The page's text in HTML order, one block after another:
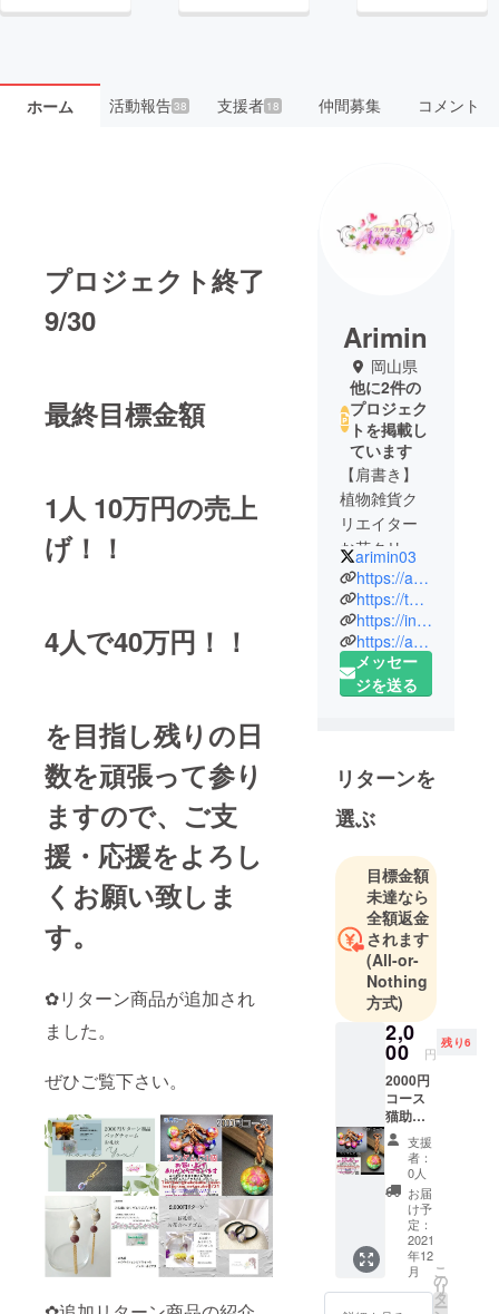
ホーム 活動報告38 支援者 18 仲間募集 コメント
プロジェクト終了
9/30
最終目標金額
1人 10万円の売上
げ！！
4人で40万円！！
を目指し残りの日
数を頑張って参り
ますので、ご支
援・応援をよろし
くお願い致しま
す。
✿リターン商品が追加され
ました。
ぜひご覧下さい。
Arimin
岡山県
他に2件の
プロジェク
トを掲載し
ています
【肩書き】
植物雑貨ク
リエイター
お花クリエ
イター
ハンドメイ
ド作家
LIVE812 ハ
ンドメイド
ライバー
花雑貨を販
売
フラワー雑
金属アレル
ギー対応専
門アクセサ
リーショッ
arimin's
accessory
プリザーブ
ドフラワー
でアレンジ
メント、
ハーバリウ
ム、スワッ
貨、レジン
リーetcを作
arimin03
https://ariminflower.handcrafted.jp/
https://twitter.com/arimin03?s=09
https://instagram.com/arimin_zakka?igshid=1w2p61sgsz0m1
https://ariminbrand.base.shop/
メッセー
ジを送る
リターンを
選ぶ
目標金額
未達なら
全額返金
されます
(All-or-
Nothing
方式)
2,0
00 円
残り6
2000円
コース
猫助工
房ねこ
すけ リ
ターン
商品
☆happ
catcher
オルゴ
ナイト1
個(ラン
支援
者：
0人
お届
け予
定：
2021
年12
月
こ
の
リ
タ
ー